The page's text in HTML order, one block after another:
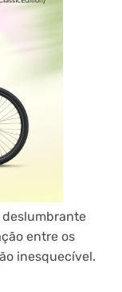
entre os
inesquecível.